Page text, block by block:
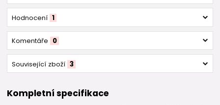
Hodnocení 1
Komentáře 0
Související zboží 3
Kompletní specifikace